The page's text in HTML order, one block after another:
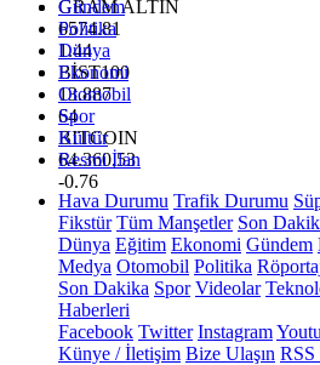
GRAM ALTIN
6574.81
1.44
BİST100
13.887
64
BITCOIN
64.360,53
-0.76
Gündem
Politika
Dünya
Ekonomi
Otomobil
Spor
Kültür
Resmi İlan
Hava Durumu Trafik Durumu
Fikstür Tüm Manşetler Son
Dünya Eğitim Ekonomi Gündem
Medya Otomobil Politika
Son Dakika Spor Videolar
Haberleri
Facebook Twitter Instagram
Künye / İletişim Bize Ulaşın RSS